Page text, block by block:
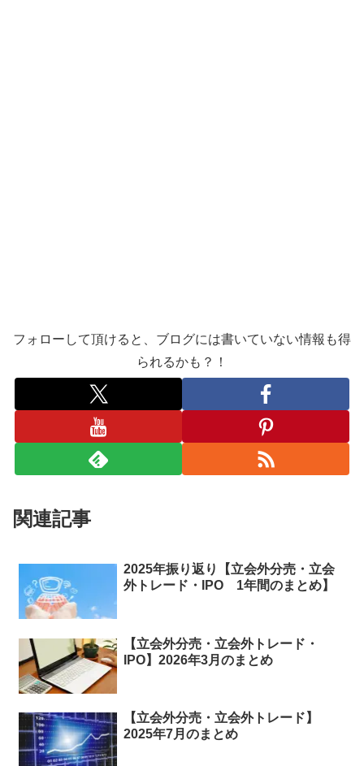
フォローして頂けると、ブログには書いていない情報も得
られるかも？！
関連記事
2025年振り返り【立会外分売・立会
外トレード・IPO 1年間のまとめ】
【立会外分売・立会外トレード・
IPO】2026年3月のまとめ
【立会外分売・立会外トレード】
2025年7月のまとめ